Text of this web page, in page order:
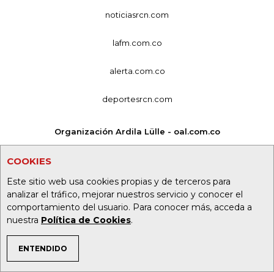
COOKIES
Este sitio web usa cookies propias y de terceros para
analizar el tráfico, mejorar nuestros servicio y conocer el
comportamiento del usuario. Para conocer más, acceda a
nuestra Política de Cookies.
ENTENDIDO
TEMAS DE INTERÉS
noticiasrcn.com
lafm.com.co
alerta.com.co
deportesrcn.com
Organización Ardila Lülle - oal.com.co